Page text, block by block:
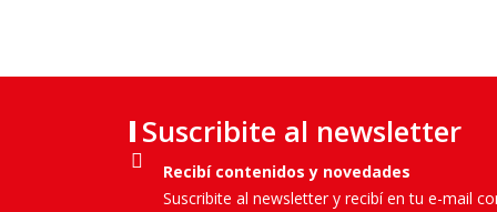
Suscribite al newsletter
Recibí contenidos y novedades
Suscribite al newsletter y recibí en tu e-mail